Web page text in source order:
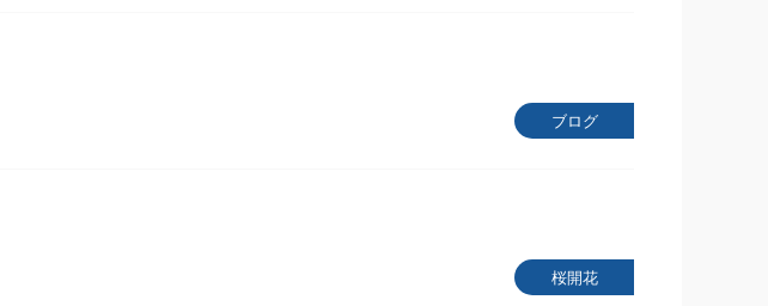
ブログ
桜開花